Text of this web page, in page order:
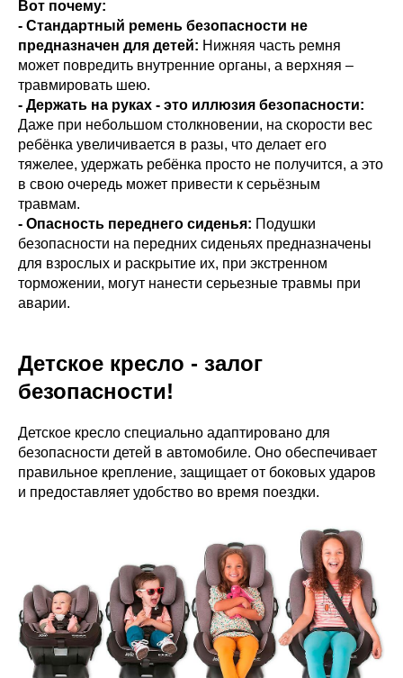
Вот почему:
- Стандартный ремень безопасности не
предназначен для детей: Нижняя часть ремня
может повредить внутренние органы, а верхняя –
травмировать шею.
- Держать на руках - это иллюзия безопасности:
Даже при небольшом столкновении, на скорости вес
ребёнка увеличивается в разы, что делает его
тяжелее, удержать ребёнка просто не получится, а это
в свою очередь может привести к серьёзным
травмам.
- Опасность переднего сиденья: Подушки
безопасности на передних сиденьях предназначены
для взрослых и раскрытие их, при экстренном
торможении, могут нанести серьезные травмы при
аварии.
Детское кресло - залог
безопасности!
Детское кресло специально адаптировано для
безопасности детей в автомобиле. Оно обеспечивает
правильное крепление, защищает от боковых ударов
и предоставляет удобство во время поездки.